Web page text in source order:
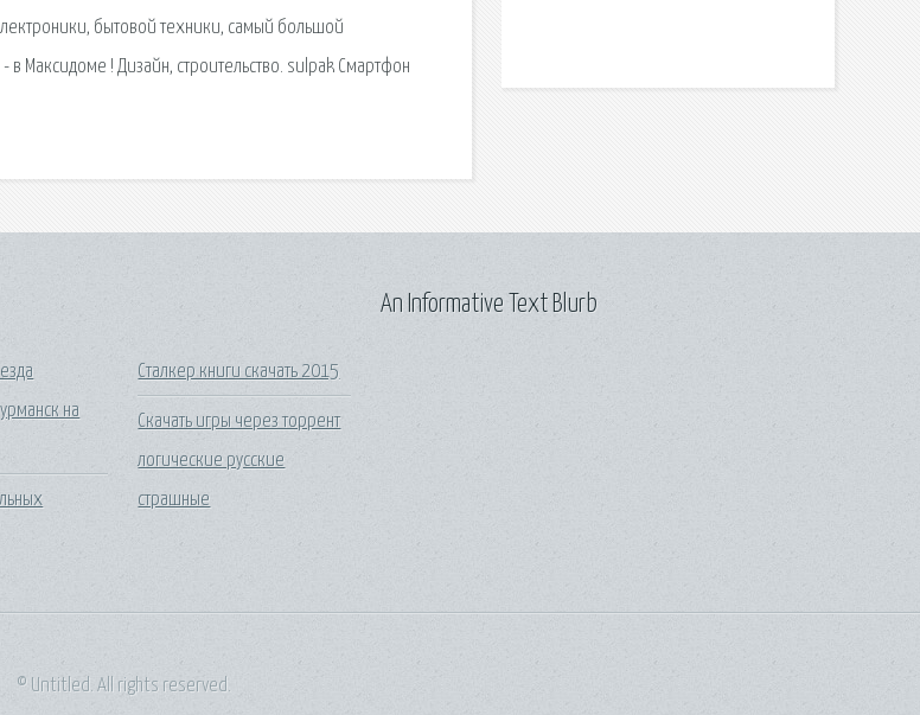
бытовой техники, самый большой
Максидоме ! Дизайн, строительство. sulpak Смартфон
на
Сталкер книги скачать 2015
Скачать игры через торрент
логические русские
страшные
An Informative Text Blurb
© Untitled. All rights reserved.